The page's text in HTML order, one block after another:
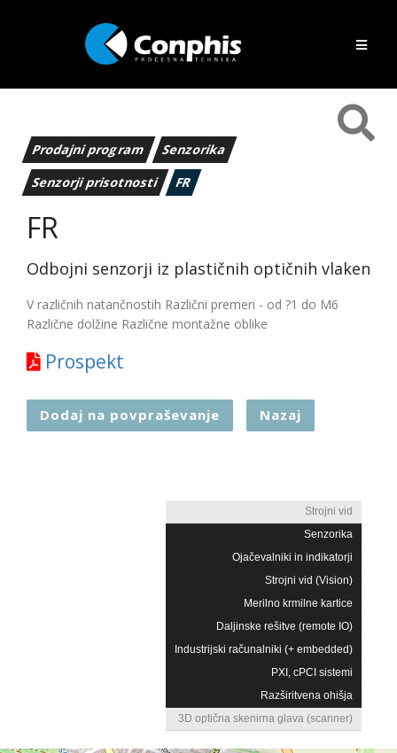
Prodajni program
Senzorika
Senzorji prisotnosti
FR
FR
Odbojni senzorji iz plastičnih optičnih vlaken
V različnih natančnostih Različni premeri - od ?1 do M6
Različne dolžine Različne montažne oblike
Prospekt
Dodaj na povpraševanje Nazaj
Strojni vid
Senzorika
Ojačevalniki in indikatorji
Strojni vid (Vision)
Merilno krmilne kartice
Daljinske rešitve (remote IO)
Industrijski računalniki (+ embedded)
PXI, cPCI sistemi
Razširitvena ohišja
3D optična skenirna glava (scanner)